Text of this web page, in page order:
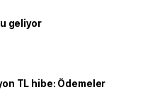
geliyor
TL hibe: Ödemeler